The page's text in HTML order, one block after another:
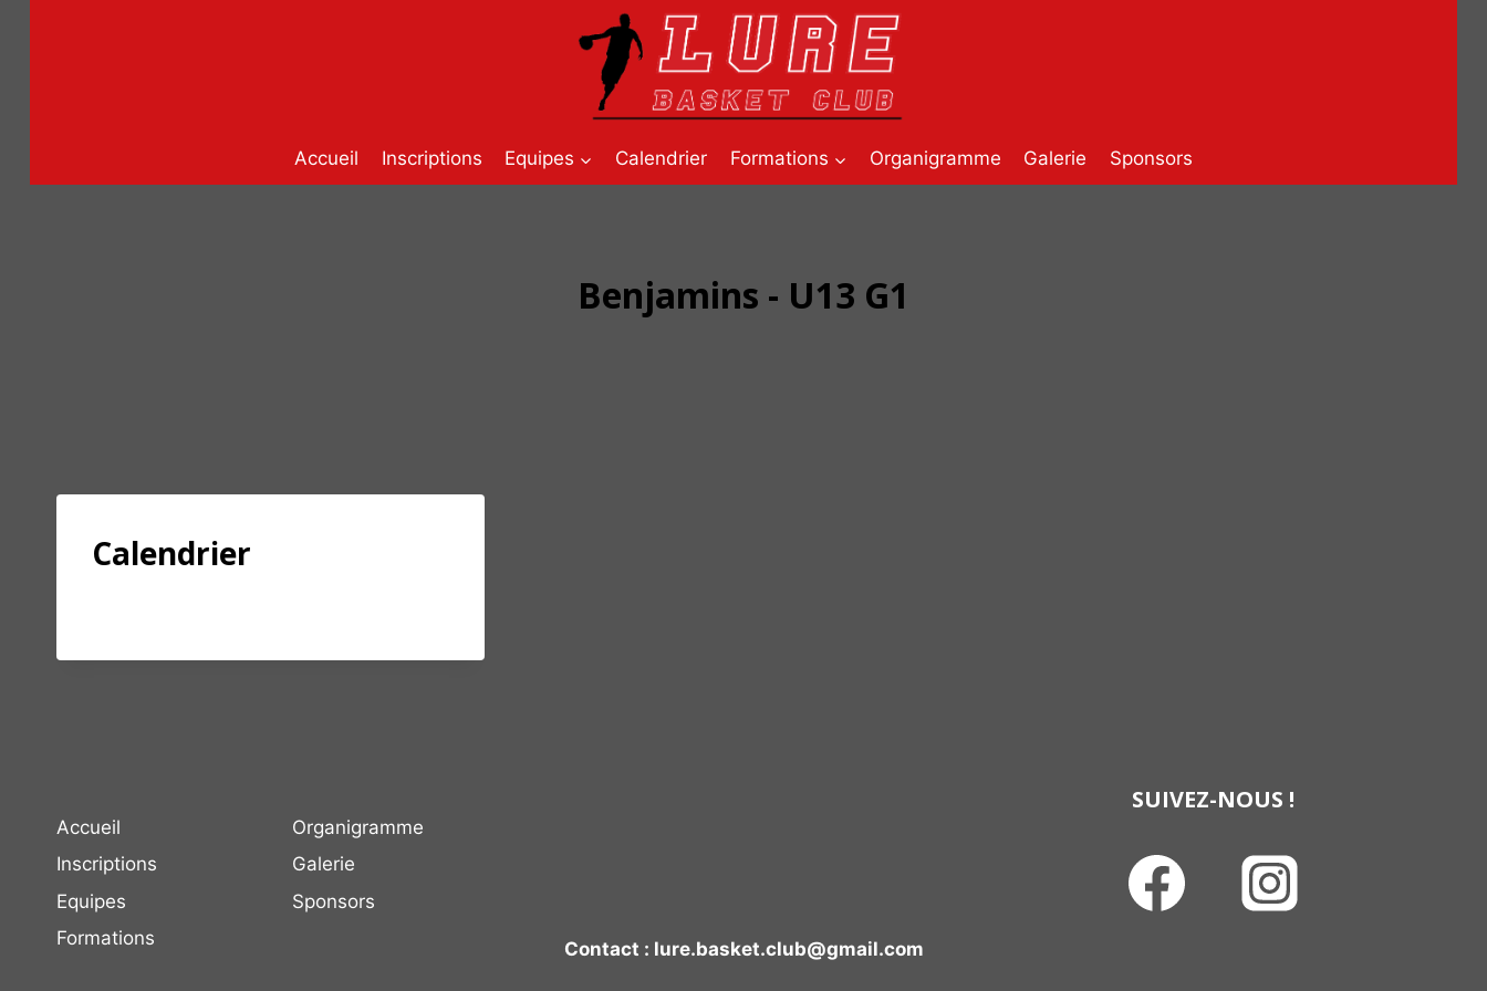
Accueil Inscriptions Equipes Calendrier Formations Organigramme Galerie Sponsors
Benjamins - U13 G1
Calendrier
Accueil
Inscriptions
Equipes
Formations
Organigramme
Galerie
Sponsors
Contact : lure.basket.club@gmail.com
SUIVEZ-NOUS !